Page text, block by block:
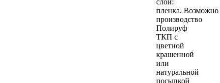
пленка. Возможно
производство
Полируф
ТКП с
цветной
крашенной
или
натуральной
посыпкой